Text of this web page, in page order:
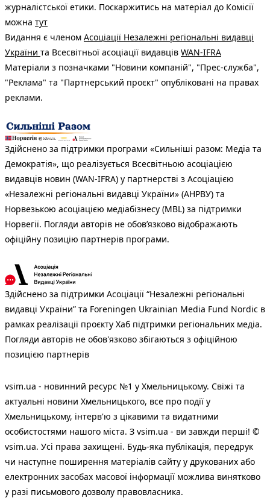
журналістської етики. Поскаржитись на матеріал до Комісії
можна тут
Видання є членом Асоціації Незалежні регіональні видавці
України та Всесвітньої асоціації видавців WAN-IFRA
Матеріали з позначками "Новини компаній", "Прес-служба",
"Реклама" та "Партнерський проєкт" опубліковані на правах
реклами.
Здійснено за підтримки програми «Сильніші разом: Медіа та
Демократія», що реалізується Всесвітньою асоціацією
видавців новин (WAN-IFRA) у партнерстві з Асоціацією
«Незалежні регіональні видавці України» (АНРВУ) та
Норвезькою асоціацією медіабізнесу (MBL) за підтримки
Норвегії. Погляди авторів не обов’язково відображають
офіційну позицію партнерів програми.
Здійснено за підтримки Асоціації “Незалежні регіональні
видавці України” та Foreningen Ukrainian Media Fund Nordic в
рамках реалізації проєкту Хаб підтримки регіональних медіа.
Погляди авторів не обов'язково збігаються з офіційною
позицією партнерів
vsim.ua - новинний ресурс №1 у Хмельницькому. Свіжі та
актуальні новини Хмельницького, все про події у
Хмельницькому, інтерв'ю з цікавими та видатними
особистостями нашого міста. З vsim.ua - ви завжди перші! ©
vsim.ua. Усі права захищені. Будь-яка публiкацiя, передрук
чи наступне поширення матеріалів сайту у друкованих або
електронних засобах масової інформації можлива винятково
у разі письмового дозволу правовласника.